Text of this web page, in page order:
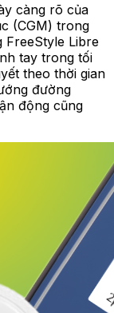
càng rõ của
(CGM) trong
FreeStyle Libre
tay trong tối
theo thời gian
đường
động cũng